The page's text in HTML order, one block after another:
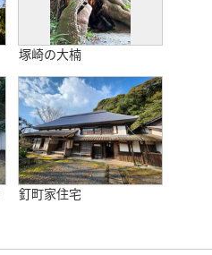
塚崎の大楠
釘町家住宅